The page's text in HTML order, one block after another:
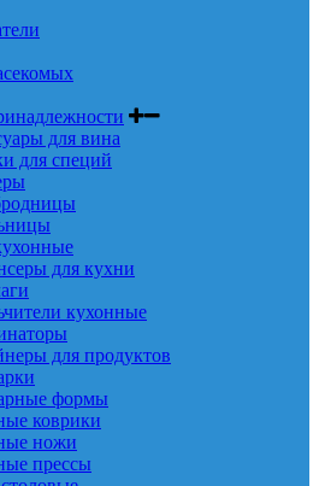
для вина
для специй
для кухни
кухонные
для продуктов
формы
коврики
ножи
прессы